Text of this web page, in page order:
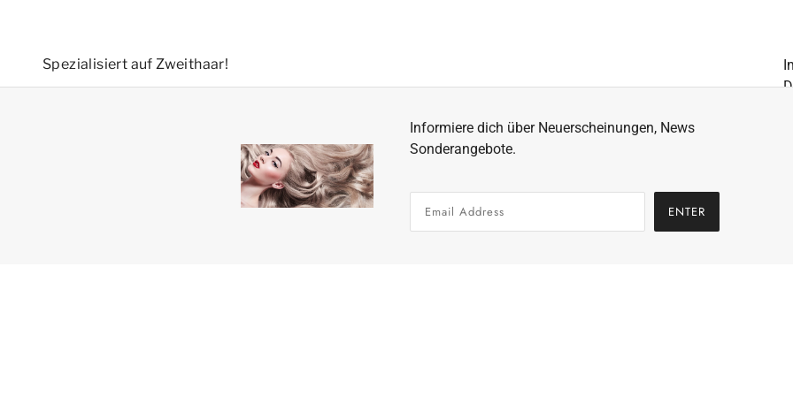
Spezialisiert auf Zweithaar!
Informiere dich über Neuerscheinungen, News
Sonderangebote.
ENTER